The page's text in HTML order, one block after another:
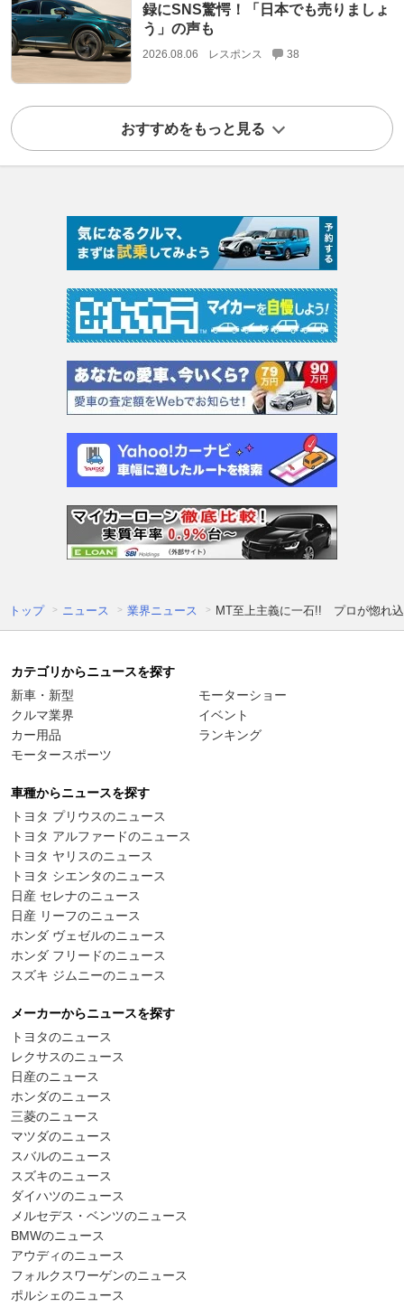
録にSNS驚愕！「日本でも売りましょ
う」の声も
2026.08.06 レスポンス 38
おすすめをもっと見る
トップ ニュース 業界ニュース MT至上主義に一石!! プロが惚れ
カテゴリからニュースを探す
新車・新型
クルマ業界
カー用品
モータースポーツ
モーターショー
イベント
ランキング
車種からニュースを探す
トヨタ プリウスのニュース
トヨタ アルファードのニュース
トヨタ ヤリスのニュース
トヨタ シエンタのニュース
日産 セレナのニュース
日産 リーフのニュース
ホンダ ヴェゼルのニュース
ホンダ フリードのニュース
スズキ ジムニーのニュース
メーカーからニュースを探す
トヨタのニュース
レクサスのニュース
日産のニュース
ホンダのニュース
三菱のニュース
マツダのニュース
スバルのニュース
スズキのニュース
ダイハツのニュース
メルセデス・ベンツのニュース
BMWのニュース
アウディのニュース
フォルクスワーゲンのニュース
ポルシェのニュース